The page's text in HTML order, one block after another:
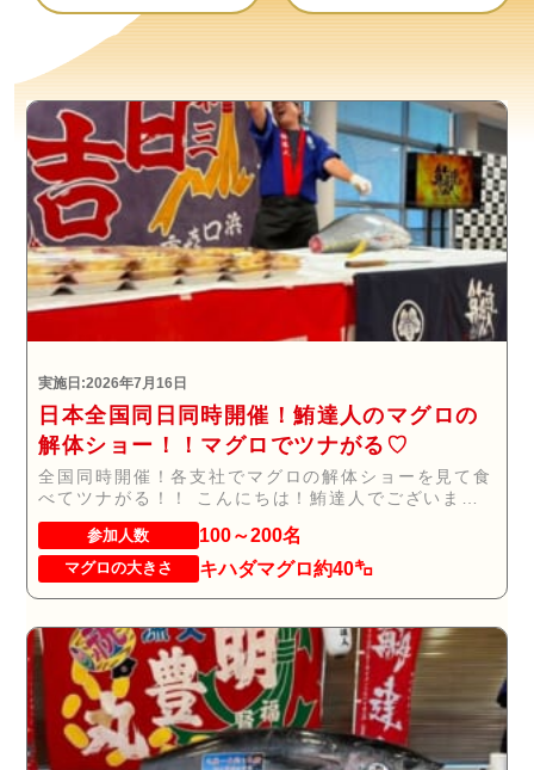
実施日:2026年7月16日
日本全国同日同時開催！鮪達人のマグロの
解体ショー！！マグロでツナがる♡
全国同時開催！各支社でマグロの解体ショーを見て食
べてツナがる！！ こんにちは！鮪達人でございま
す。...
参加人数 100～200名
マグロの大きさ キハダマグロ約40㌔